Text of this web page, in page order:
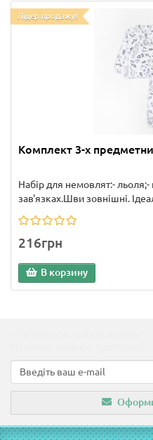
Лідер продажу!
Комплект 3-х
Набір для немовлят:-
зав'язках.Шви зовнішні.
216грн
В корзину